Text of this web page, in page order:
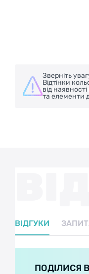
Зверніть
Відтінки
від
та елементи
ВІДГУКИ
ПОДІЛИСЯ